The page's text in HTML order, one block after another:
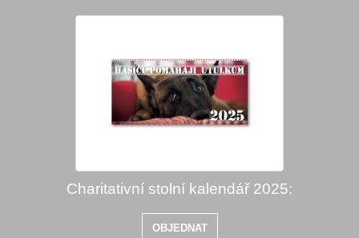
Charitativní stolní kalendář 2025:
OBJEDNAT